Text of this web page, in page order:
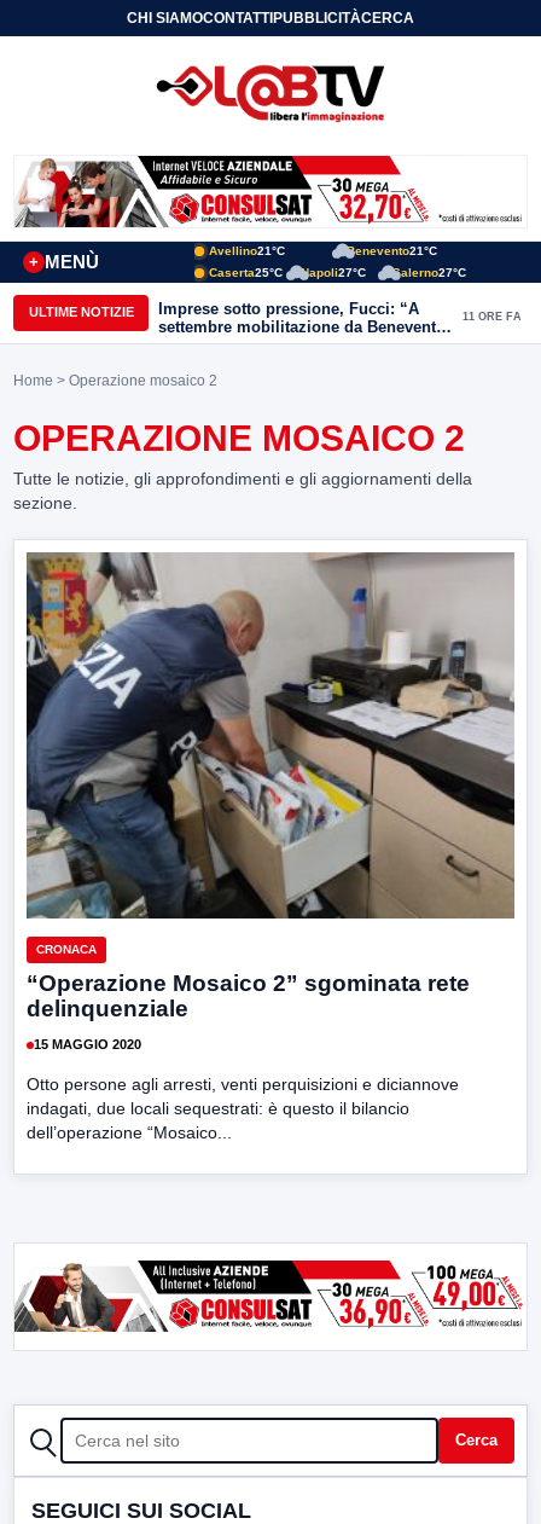
CHI SIAMOCONTATTIPUBBLICITÀCERCA
MENÙ
+
Avellino21°C Benevento21°C
Caserta25°C Napoli27°C Salerno27°C
ULTIME NOTIZIE
Imprese sotto pressione, Fucci: “A
settembre mobilitazione da Benevento
e Avellino”
11 ORE FA
Home > Operazione mosaico 2
OPERAZIONE MOSAICO 2
Tutte le notizie, gli approfondimenti e gli aggiornamenti della
sezione.
CRONACA
“Operazione Mosaico 2” sgominata rete
delinquenziale
15 MAGGIO 2020
Otto persone agli arresti, venti perquisizioni e diciannove
indagati, due locali sequestrati: è questo il bilancio
dell’operazione “Mosaico...
CERCA Cerca
SEGUICI SUI SOCIAL